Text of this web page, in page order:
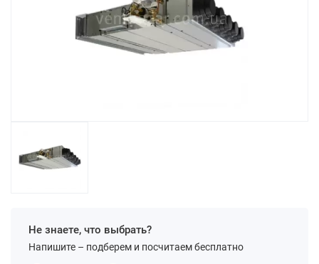
Не знаете, что выбрать?
Напишите – подберем и посчитаем бесплатно